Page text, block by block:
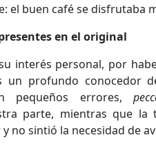
el buen café se disfrutaba
en el original
interés personal, por
un profundo conocedor
pequeños errores,
parte, mientras que la
no sintió la necesidad de